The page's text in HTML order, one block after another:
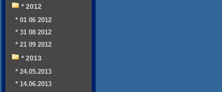
* 2012
* 01 06 2012
* 31 08 2012
* 21 09 2012
* 2013
* 24.05.2013
* 14.06.2013